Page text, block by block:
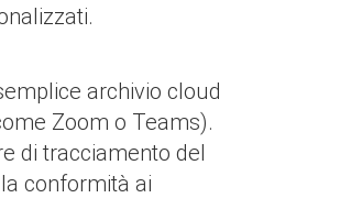
archivio cloud
Zoom o Teams).
di tracciamento del
conformità ai